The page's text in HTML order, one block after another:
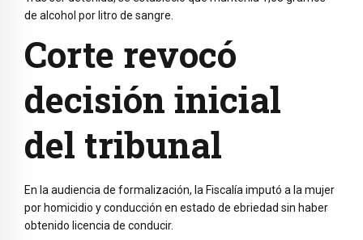
de alcohol por litro de sangre.
Corte revocó
decisión inicial
del tribunal
En la audiencia de formalización, la Fiscalía imputó a la mujer
por homicidio y conducción en estado de ebriedad sin haber
obtenido licencia de conducir.